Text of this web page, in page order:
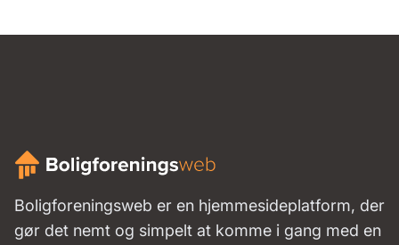
Boligforeningsweb er en hjemmesideplatform, der
gør det nemt og simpelt at komme i gang med en